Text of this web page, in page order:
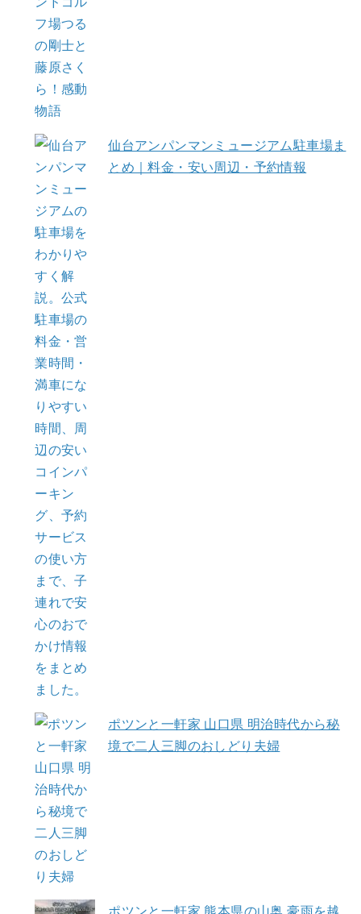
仙台アンパンマンミュージアム駐車場ま
とめ｜料金・安い周辺・予約情報
ポツンと一軒家 山口県 明治時代から秘
境で二人三脚のおしどり夫婦